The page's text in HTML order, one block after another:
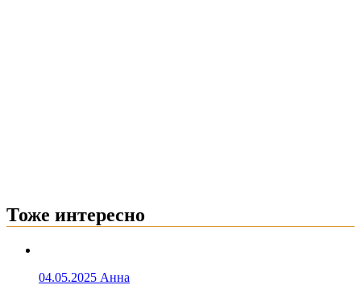
Тоже интересно
04.05.2025 Анна